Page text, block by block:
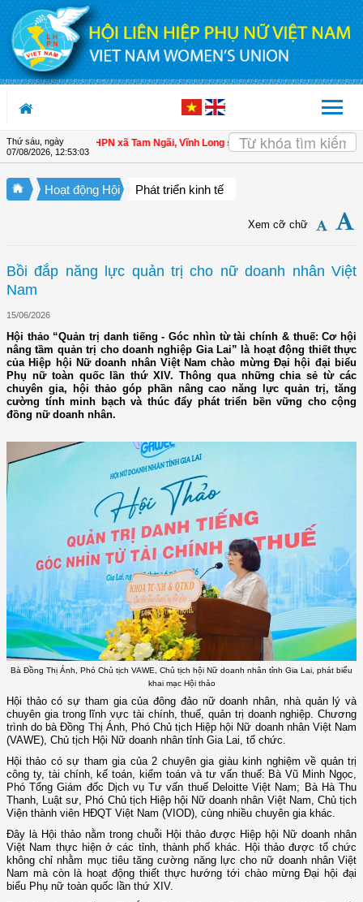
Truy cập nội dung luôn
Thứ sáu, ngày
07/08/2026, 12:53:04
viên | Hội LHPN xã Tam Ngãi, Vĩnh Long sơ kết công tác Hội và phong trào
Hoạt động Hội Phát triển kinh tế
Xem cỡ chữ
Bồi đắp năng lực quản trị cho nữ doanh nhân Việt
Nam
15/06/2026
Hội thảo “Quản trị danh tiếng - Góc nhìn từ tài chính & thuế: Cơ hội
nâng tầm quản trị cho doanh nghiệp Gia Lai” là hoạt động thiết thực
của Hiệp hội Nữ doanh nhân Việt Nam chào mừng Đại hội đại biểu
Phụ nữ toàn quốc lần thứ XIV. Thông qua những chia sẻ từ các
chuyên gia, hội thảo góp phần nâng cao năng lực quản trị, tăng
cường tính minh bạch và thúc đẩy phát triển bền vững cho cộng
đồng nữ doanh nhân.
Bà Đồng Thị Ánh, Phó Chủ tịch VAWE, Chủ tịch hội Nữ doanh nhân tỉnh Gia Lai, phát biểu
khai mạc Hội thảo
Hội thảo có sự tham gia của đông đảo nữ doanh nhân, nhà quản lý và
chuyên gia trong lĩnh vực tài chính, thuế, quản trị doanh nghiệp. Chương
trình do bà Đồng Thị Ánh, Phó Chủ tịch Hiệp hội Nữ doanh nhân Việt Nam
(VAWE), Chủ tịch Hội Nữ doanh nhân tỉnh Gia Lai, tổ chức.
Hội thảo có sự tham gia của 2 chuyên gia giàu kinh nghiệm về quản trị
công ty, tài chính, kế toán, kiểm toán và tư vấn thuế: Bà Vũ Minh Ngọc,
Phó Tổng Giám đốc Dịch vụ Tư vấn thuế Deloitte Việt Nam; Bà Hà Thu
Thanh, Luật sư, Phó Chủ tịch Hiệp hội Nữ doanh nhân Việt Nam, Chủ tịch
Viện thành viên HĐQT Việt Nam (VIOD), cùng nhiều chuyên gia khác.
Đây là Hội thảo nằm trong chuỗi Hội thảo được Hiệp hội Nữ doanh nhân
Việt Nam thực hiện ở các tỉnh, thành phố khác. Hội thảo được tổ chức
không chỉ nhằm mục tiêu tăng cường năng lực cho nữ doanh nhân Việt
Nam mà còn là hoạt động thiết thực hướng tới chào mừng Đại hội đại
biểu Phụ nữ toàn quốc lần thứ XIV.